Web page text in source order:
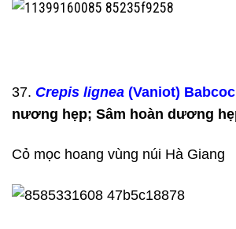
37. Crepis lignea (Vaniot)
nương hẹp; Sâm hoàn dương
Cỏ mọc hoang vùng núi Hà Giang